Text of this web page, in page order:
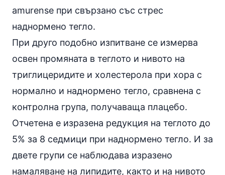
amurense при свързано със стрес
наднормено тегло.
При друго подобно изпитване се измерва
освен промяната в теглото и нивото на
триглицеридите и холестерола при хора с
нормално и наднормено тегло, сравнена с
контролна група, получаваща плацебо.
Отчетена е изразена редукция на теглото до
5% за 8 седмици при наднормено тегло. И за
двете групи се наблюдава изразено
намаляване на липидите, както и на нивото